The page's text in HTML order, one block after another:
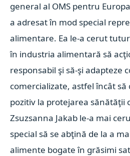
general al OMS pentru
a adresat în mod special
alimentare. Ea le-a cerut
în industria alimentară să
responsabil şi să-şi adapteze
comercializate, astfel încât
pozitiv la protejarea sănătăţii
Zsuzsanna Jakab le-a mai
special să se abţină de la a
alimente bogate în grăsimi